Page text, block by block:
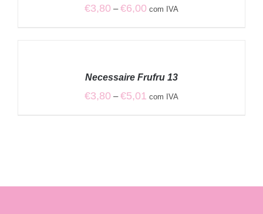
€3,80 – €6,00 Price
€6,00
com IVA
Necessaire Frufru 13
€3,80 – €5,01 Price
com IVA